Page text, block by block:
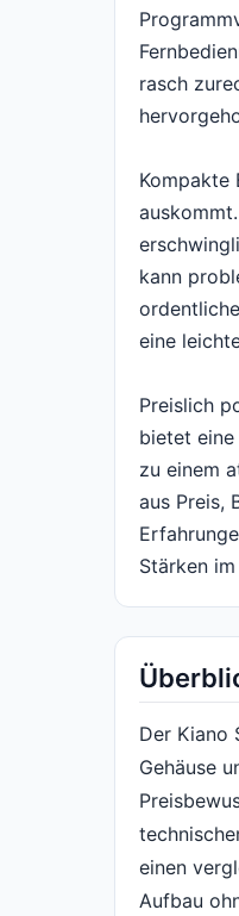
rasch
Kompakte
kann
eine
Preislich
bietet
zu einem
aus Preis,
Stärken
Der Kiano
Gehäuse
einen
Aufbau